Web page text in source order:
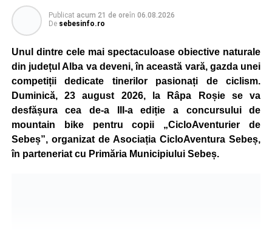
Publicat acum 21 de oreîn 06.08.2026
De sebesinfo.ro
Unul dintre cele mai spectaculoase obiective naturale
din județul Alba va deveni, în această vară, gazda unei
competiții dedicate tinerilor pasionați de ciclism.
Duminică, 23 august 2026, la Râpa Roșie se va
desfășura cea de-a III-a ediție a concursului de
mountain bike pentru copii „CicloAventurier de
Sebeș”, organizat de Asociația CicloAventura Sebeș,
în parteneriat cu Primăria Municipiului Sebeș.